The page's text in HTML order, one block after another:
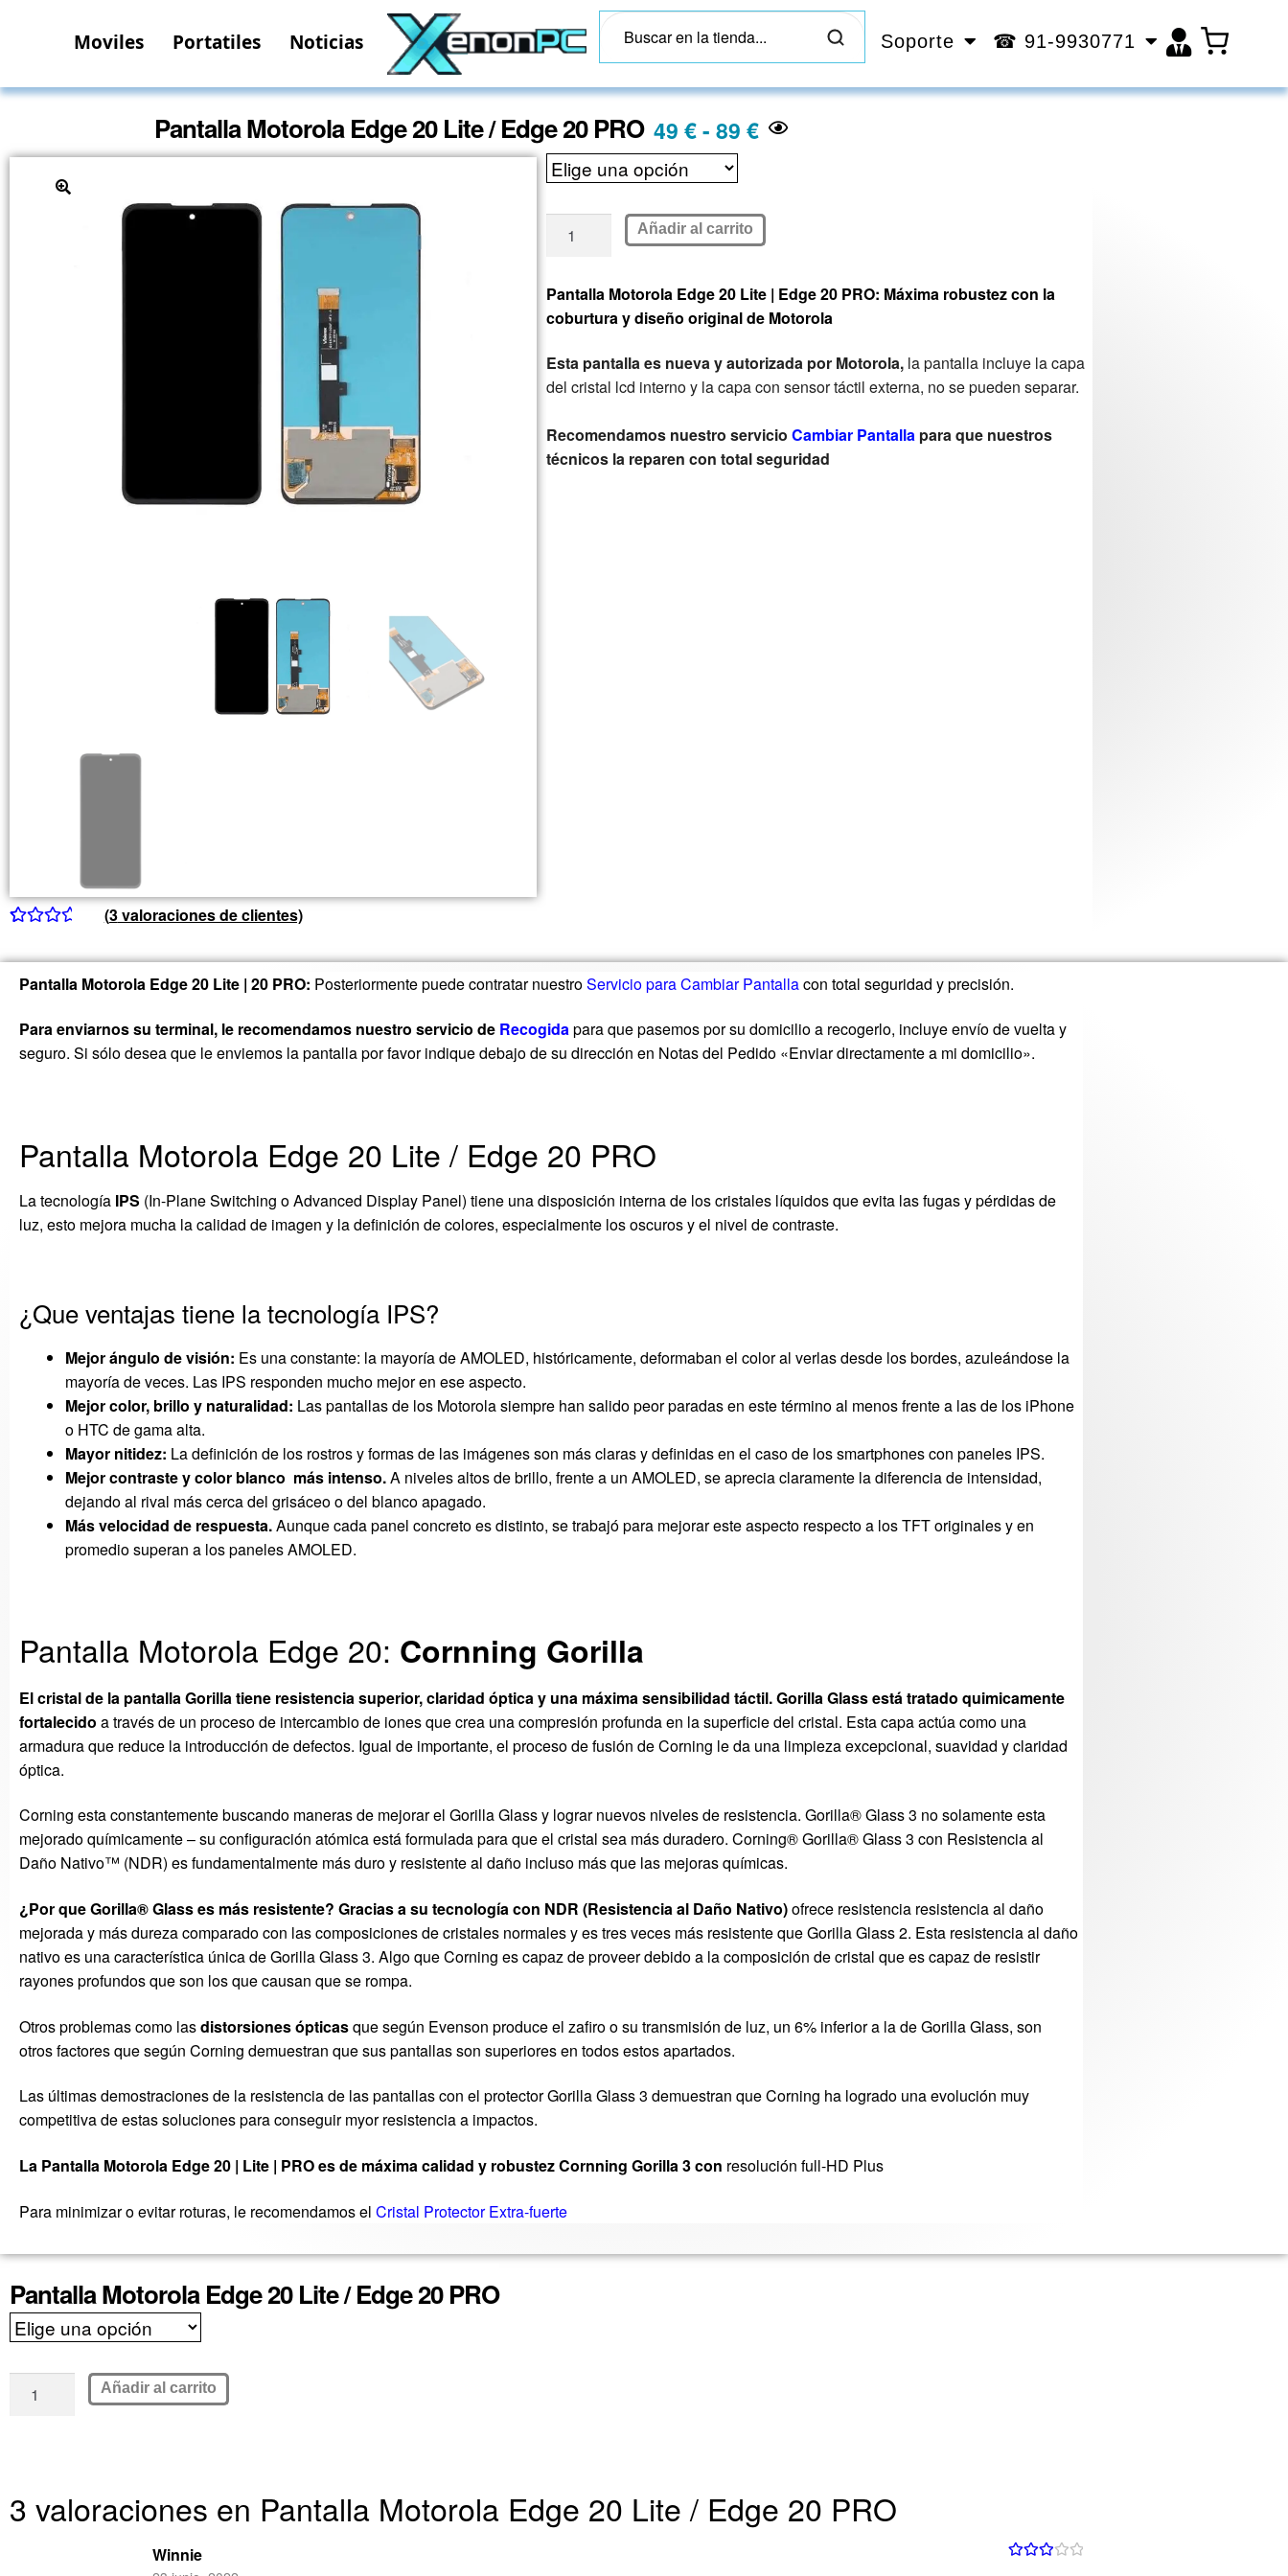
Moviles Portatiles Noticias Soporte ☎ 91-9930771
Pantalla Motorola Edge 20 Lite / Edge 20 PRO 49 €- 89 €
con3.67
de 5 en
valoracio
nes de
(3valoraciones de clientes)
Añadir al carrito
Pantalla Motorola Edge 20 Lite | Edge 20 PRO: Máxima robustez con la
coburtura y diseño original de Motorola
Esta pantalla es nueva y autorizada por Motorola, la pantalla incluye la capa
del cristal lcd interno y la capa con sensor táctil externa, no se pueden separar.
Recomendamos nuestro servicio Cambiar Pantalla para que nuestros
técnicos la reparen con total seguridad
Pantalla Motorola Edge 20 Lite | 20 PRO: Posteriormente puede contratar nuestroServicio para Cambiar Pantallacon total seguridad y precisión.
Para enviarnos su terminal, le recomendamos nuestro servicio de Recogidapara que pasemos por su domicilio a recogerlo, incluye envío de vuelta y
seguro. Si sólo desea que le enviemos la pantalla por favor indique debajo de su dirección en Notas del Pedido «Enviar directamente a mi domicilio».
Pantalla Motorola Edge 20 Lite / Edge 20 PRO
La tecnología IPS (In-Plane Switching o Advanced Display Panel) tiene una disposición interna de los cristales líquidos que evita las fugas y pérdidas de
luz, esto mejora mucha la calidad de imagen y la definición de colores, especialmente los oscuros y el nivel de contraste.
¿Que ventajas tiene la tecnología IPS?
Mejor ángulo de visión: Es una constante: la mayoría de AMOLED, históricamente, deformaban el color al verlas desde los bordes, azuleándose la
mayoría de veces. Las IPS responden mucho mejor en ese aspecto.
Mejor color, brillo y naturalidad: Las pantallas de los Motorola siempre han salido peor paradas en este término al menos frente a las de los iPhone
o HTC de gama alta.
Mayor nitidez: La definición de los rostros y formas de las imágenes son más claras y definidas en el caso de los smartphones con paneles IPS.
Mejor contraste y color blanco más intenso.A niveles altos de brillo, frente a un AMOLED, se aprecia claramente la diferencia de intensidad,
dejando al rival más cerca del grisáceo o del blanco apagado.
Más velocidad de respuesta.Aunque cada panel concreto es distinto, se trabajó para mejorar este aspecto respecto a los TFT originales y en
promedio superan a los paneles AMOLED.
Pantalla Motorola Edge 20: Cornning Gorilla
El cristal de la pantalla Gorilla tiene resistencia superior, claridad óptica y una máxima sensibilidad táctil. Gorilla Glass está tratado quimicamente
fortalecido a través de un proceso de intercambio de iones que crea una compresión profunda en la superficie del cristal. Esta capa actúa como una
armadura que reduce la introducción de defectos. Igual de importante, el proceso de fusión de Corning le da una limpieza excepcional, suavidad y claridad
óptica.
Corning esta constantemente buscando maneras de mejorar el Gorilla Glass y lograr nuevos niveles de resistencia. Gorilla® Glass 3 no solamente esta
mejorado químicamente – su configuración atómica está formulada para que el cristal sea más duradero. Corning® Gorilla® Glass 3 con Resistencia al
Daño Nativo™ (NDR) es fundamentalmente más duro y resistente al daño incluso más que las mejoras químicas.
¿Por que Gorilla® Glass es más resistente? Gracias a su tecnología con NDR (Resistencia al Daño Nativo)ofrece resistencia resistencia al daño
mejorada y más dureza comparado con las composiciones de cristales normales y es tres veces más resistente que Gorilla Glass 2. Esta resistencia al daño
nativo es una característica única de Gorilla Glass 3. Algo que Corning es capaz de proveer debido a la composición de cristal que es capaz de resistir
rayones profundos que son los que causan que se rompa.
Otros problemas como lasdistorsiones ópticasque según Evenson produce el zafiro o su transmisión de luz, un 6% inferior a la de Gorilla Glass, son
otros factores que según Corning demuestran que sus pantallas son superiores en todos estos apartados.
Las últimas demostraciones de la resistencia de las pantallas con el protector Gorilla Glass 3 demuestran que Corning ha logrado una evolución muy
competitiva de estas soluciones para conseguir myor resistencia a impactos.
La Pantalla Motorola Edge 20 | Lite | PRO es de máxima calidad y robustez Cornning Gorilla 3 con resolución full-HD Plus
Para minimizar o evitar roturas, le recomendamos el Cristal Protector Extra-fuerte
Pantalla Motorola Edge 20 Lite / Edge 20 PRO
Añadir al carrito
3 valoraciones en Pantalla Motorola Edge 20 Lite / Edge 20 PRO
Winnie